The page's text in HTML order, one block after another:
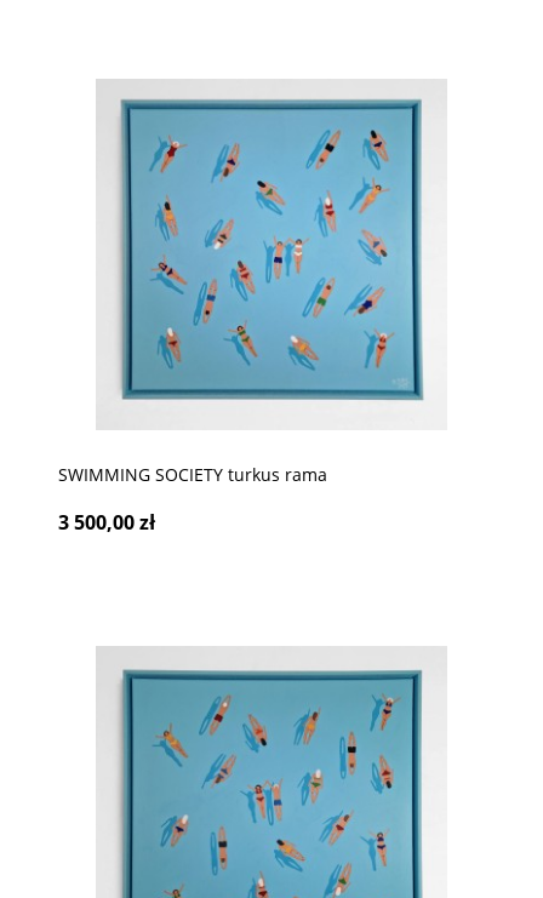
SWIMMING SOCIETY turkus rama
3 500,00 zł